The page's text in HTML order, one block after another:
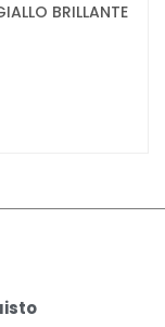
BRILLANTE